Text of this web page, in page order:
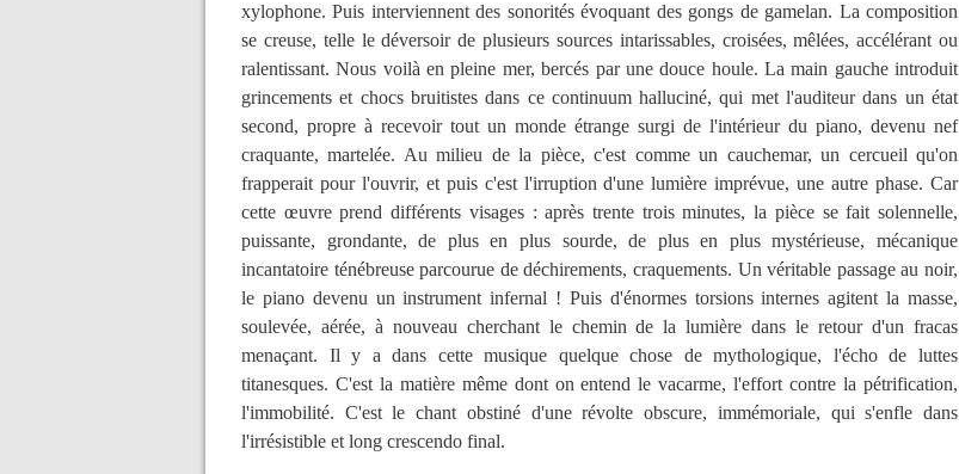
xylophone. Puis interviennent des sonorités évoquant des gongs de gamelan. La composition
se creuse, telle le déversoir de plusieurs sources intarissables, croisées, mêlées, accélérant ou
ralentissant. Nous voilà en pleine mer, bercés par une douce houle. La main gauche introduit
grincements et chocs bruitistes dans ce continuum halluciné, qui met l'auditeur dans un état
second, propre à recevoir tout un monde étrange surgi de l'intérieur du piano, devenu nef
craquante, martelée. Au milieu de la pièce, c'est comme un cauchemar, un cercueil qu'on
frapperait pour l'ouvrir, et puis c'est l'irruption d'une lumière imprévue, une autre phase. Car
cette œuvre prend différents visages : après trente trois minutes, la pièce se fait solennelle,
puissante, grondante, de plus en plus sourde, de plus en plus mystérieuse, mécanique
incantatoire ténébreuse parcourue de déchirements, craquements. Un véritable passage au noir,
le piano devenu un instrument infernal ! Puis d'énormes torsions internes agitent la masse,
soulevée, aérée, à nouveau cherchant le chemin de la lumière dans le retour d'un fracas
menaçant. Il y a dans cette musique quelque chose de mythologique, l'écho de luttes
titanesques. C'est la matière même dont on entend le vacarme, l'effort contre la pétrification,
l'immobilité. C'est le chant obstiné d'une révolte obscure, immémoriale, qui s'enfle dans
l'irrésistible et long crescendo final.